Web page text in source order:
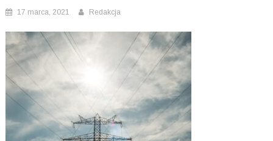
17 marca, 2021 Redakcja